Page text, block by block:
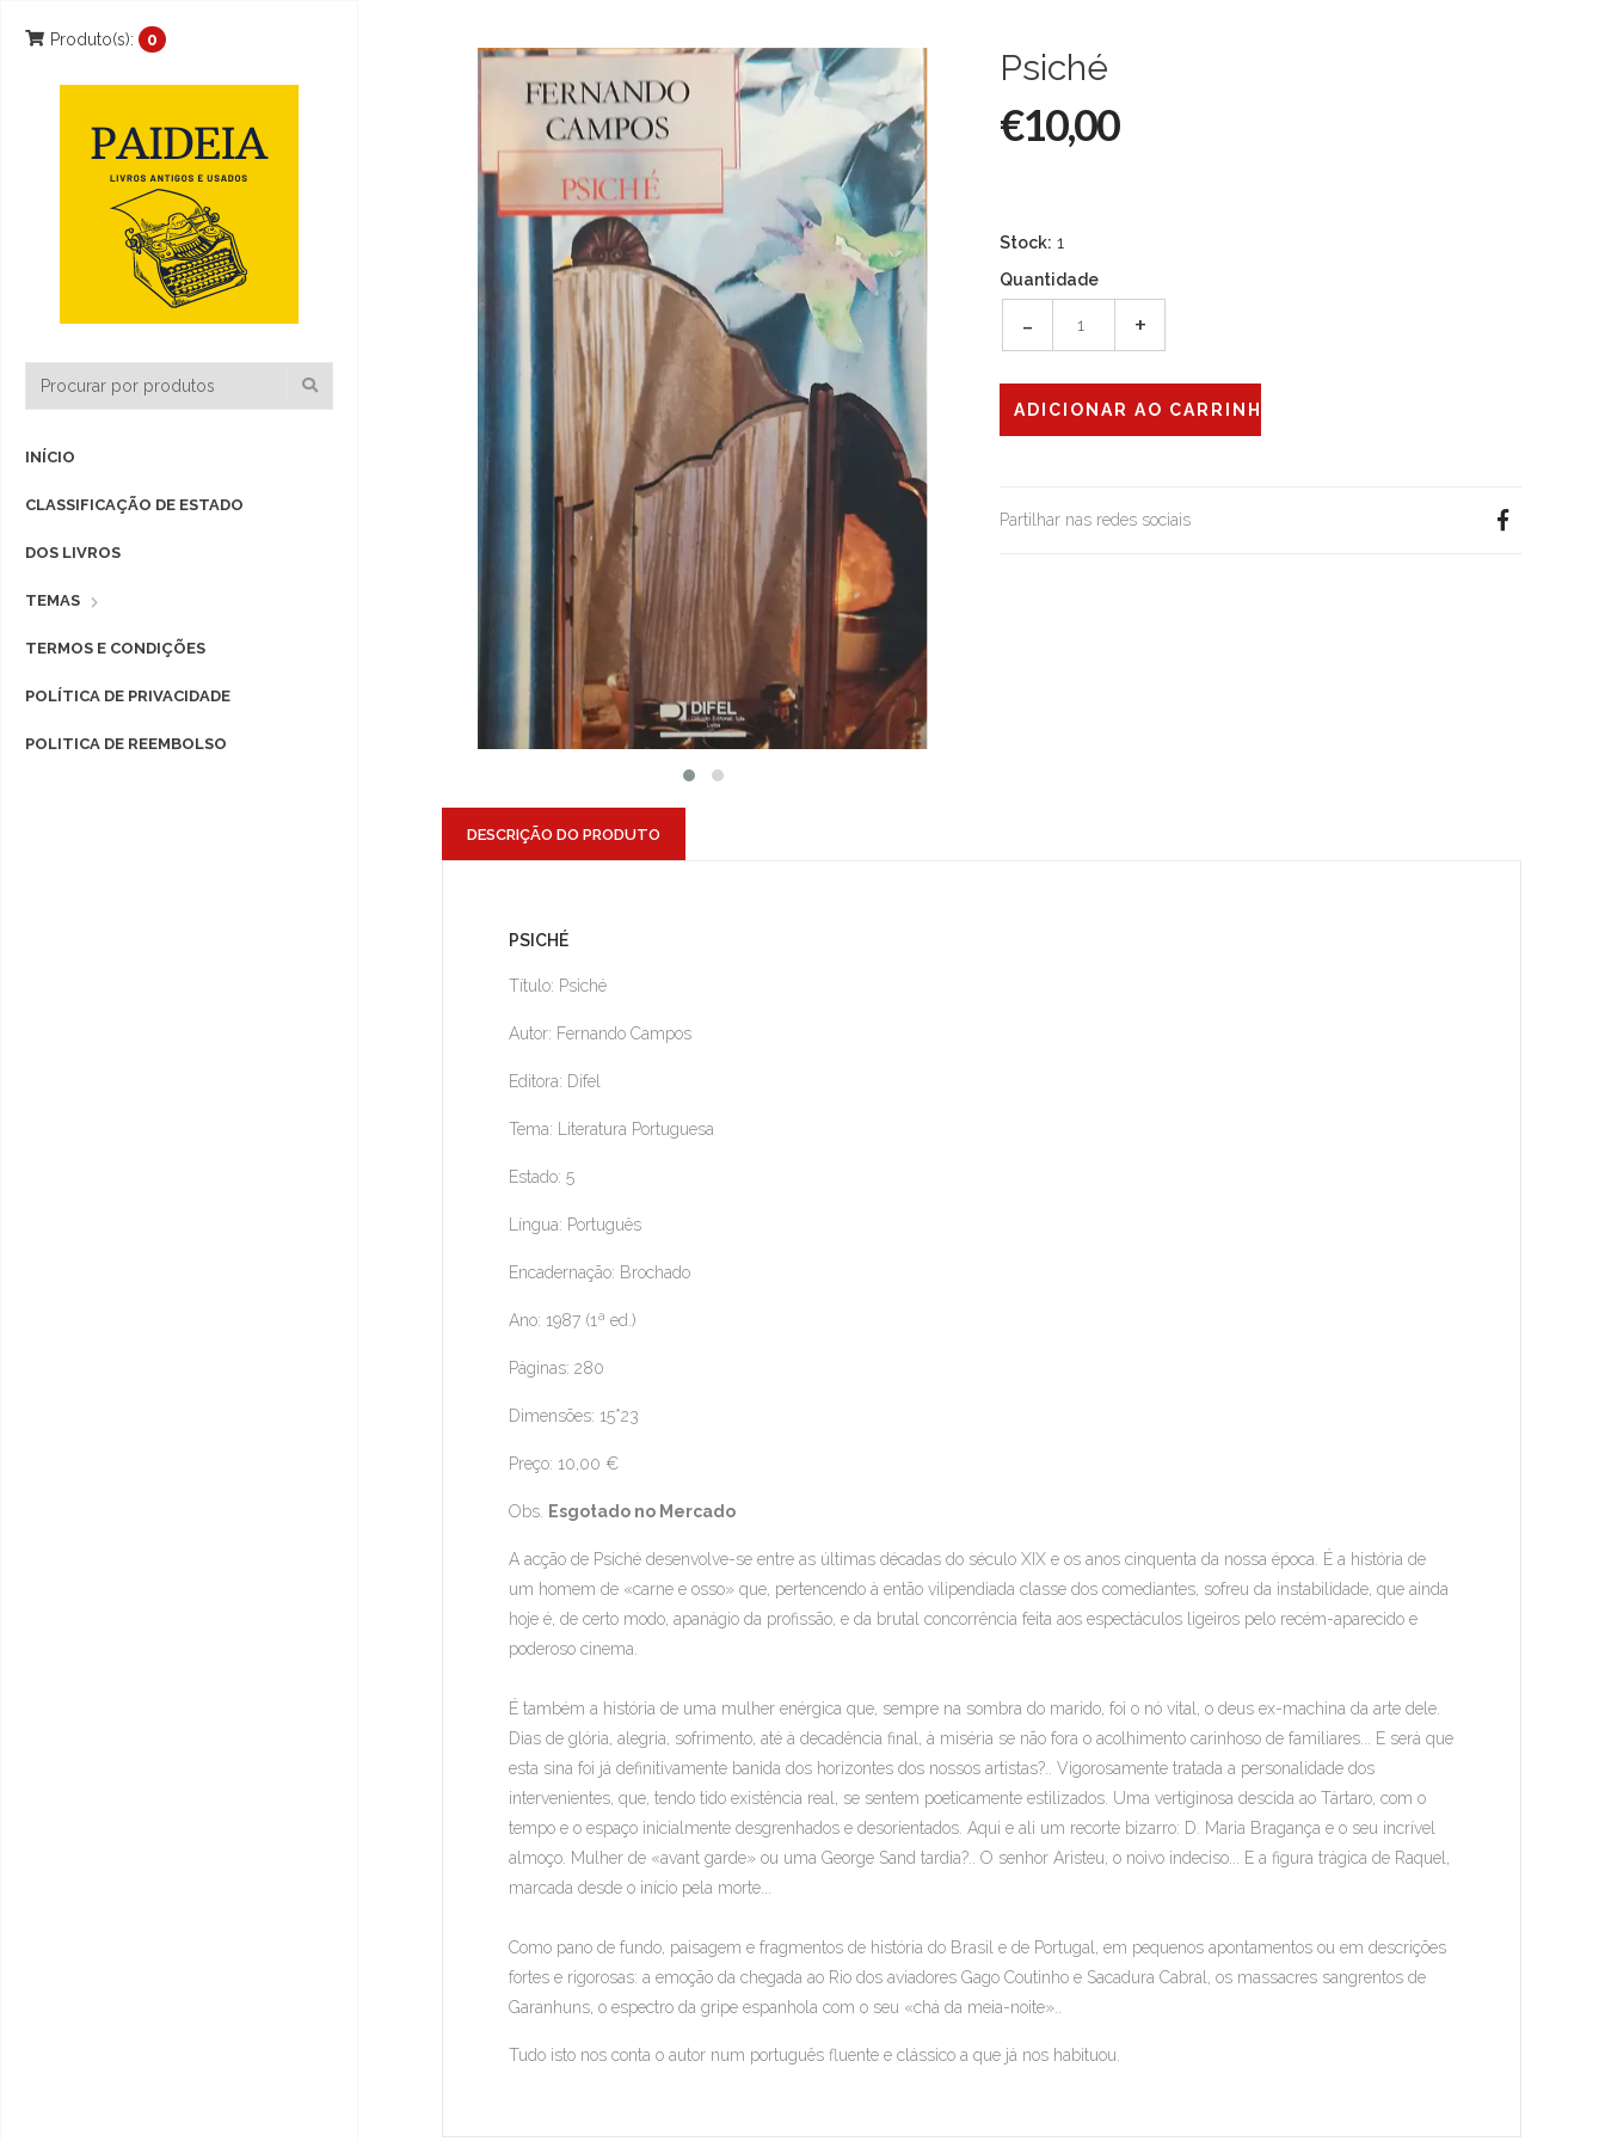
Produto(s): 0
INÍCIO
CLASSIFICAÇÃO DE ESTADO
DOS LIVROS
TEMAS
TERMOS E CONDIÇÕES
POLÍTICA DE PRIVACIDADE
POLITICA DE REEMBOLSO
Psiché
€10,00
Stock: 1
Quantidade
- +
Partilhar nas redes sociais
DESCRIÇÃO DO PRODUTO
PSICHÉ
Título: Psiché
Autor: Fernando Campos
Editora: Difel
Tema: Literatura Portuguesa
Estado: 5
Língua: Português
Encadernação: Brochado
Ano: 1987 (1ª ed.)
Páginas: 280
Dimensões: 15*23
Preço: 10,00 €
Obs. Esgotado no Mercado
A acção de Psiché desenvolve-se entre as últimas décadas do século XIX e os anos cinquenta da nossa época. É a história de
um homem de «carne e osso» que, pertencendo à então vilipendiada classe dos comediantes, sofreu da instabilidade, que ainda
hoje é, de certo modo, apanágio da profissão, e da brutal concorrência feita aos espectáculos ligeiros pelo recém-aparecido e
poderoso cinema.
É também a história de uma mulher enérgica que, sempre na sombra do marido, foi o nó vital, o deus ex-machina da arte dele.
Dias de glória, alegria, sofrimento, até à decadência final, à miséria se não fora o acolhimento carinhoso de familiares... E será que
esta sina foi já definitivamente banida dos horizontes dos nossos artistas?.. Vigorosamente tratada a personalidade dos
intervenientes, que, tendo tido existência real, se sentem poeticamente estilizados. Uma vertiginosa descida ao Tártaro, com o
tempo e o espaço inicialmente desgrenhados e desorientados. Aqui e ali um recorte bizarro: D. Maria Bragança e o seu incrível
almoço. Mulher de «avant garde» ou uma George Sand tardia?.. O senhor Aristeu, o noivo indeciso... E a figura trágica de Raquel,
marcada desde o início pela morte...
Como pano de fundo, paisagem e fragmentos de história do Brasil e de Portugal, em pequenos apontamentos ou em descrições
fortes e rigorosas: a emoção da chegada ao Rio dos aviadores Gago Coutinho e Sacadura Cabral, os massacres sangrentos de
Garanhuns, o espectro da gripe espanhola com o seu «chá da meia-noite»..
Tudo isto nos conta o autor num português fluente e clássico a que já nos habituou.